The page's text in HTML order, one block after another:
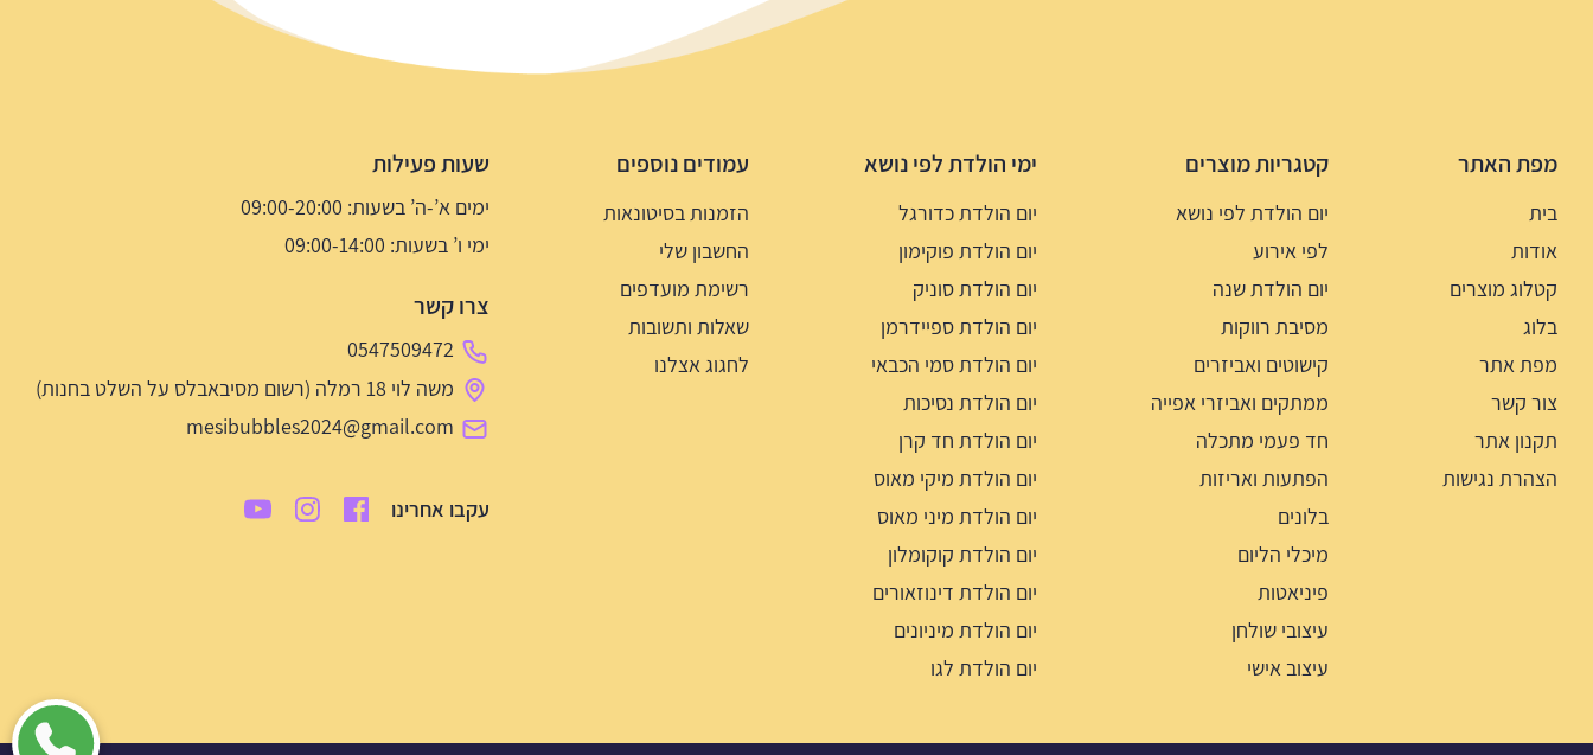
מפת האתר
בית
אודות
קטלוג מוצרים
בלוג
מפת אתר
צור קשר
תקנון אתר
הצהרת נגישות
קטגריות מוצרים
יום הולדת לפי נושא
לפי אירוע
יום הולדת שנה
מסיבת רווקות
קישוטים ואביזרים
ממתקים ואביזרי אפייה
חד פעמי מתכלה
הפתעות ואריזות
בלונים
מיכלי הליום
פיניאטות
עיצובי שולחן
עיצוב אישי
ימי הולדת לפי נושא
יום הולדת כדורגל
יום הולדת פוקימון
יום הולדת סוניק
יום הולדת ספיידרמן
יום הולדת סמי הכבאי
יום הולדת נסיכות
יום הולדת חד קרן
יום הולדת מיקי מאוס
יום הולדת מיני מאוס
יום הולדת קוקומלון
יום הולדת דינוזאורים
יום הולדת מיניונים
יום הולדת לגו
עמודים נוספים
הזמנות בסיטונאות
החשבון שלי
רשימת מועדפים
שאלות ותשובות
לחגוג אצלנו
שעות פעילות
ימים א’-ה’ בשעות: 09:00-20:00
ימי ו’ בשעות: 09:00-14:00
צרו קשר
0547509472
משה לוי 18 רמלה (רשום מסיבאבלס על השלט בחנות)
mesibubbles2024@gmail.com
עקבו אחרינו